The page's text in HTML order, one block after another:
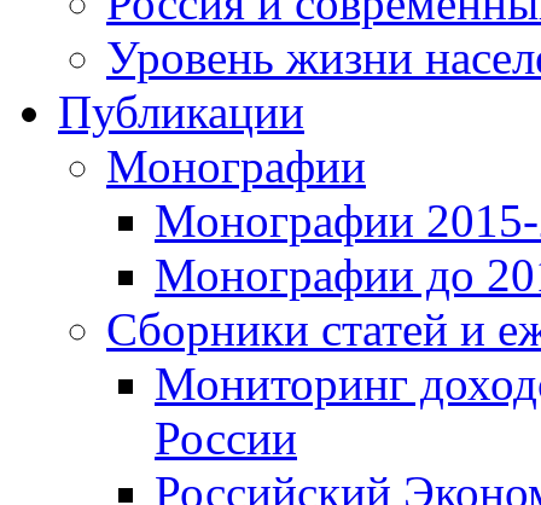
Уровень жизни
Публикации
Монографии
Монографии 2015-
Монографии до
Сборники статей и
Мониторинг
России
Российский